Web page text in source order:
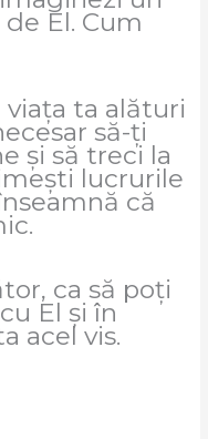
El. Cum
ta alături
să-ți
și să treci la
lucrurile
că
ca să poți
El și în
acel vis.